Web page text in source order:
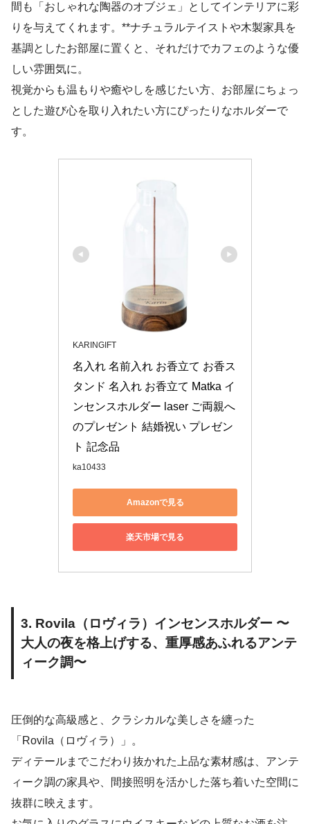
間も「おしゃれな陶器のオブジェ」としてインテリアに彩
りを与えてくれます。**ナチュラルテイストや木製家具を
基調としたお部屋に置くと、それだけでカフェのような優
しい雰囲気に。
視覚からも温もりや癒やしを感じたい方、お部屋にちょっ
とした遊び心を取り入れたい方にぴったりなホルダーで
す。
KARINGIFT
名入れ 名前入れ お香立て お香ス
タンド 名入れ お香立て Matka イ
ンセンスホルダー laser ご両親へ
のプレゼント 結婚祝い プレゼン
ト 記念品
ka10433
Amazonで見る
楽天市場で見る
3. Rovila（ロヴィラ）インセンスホルダー 〜
大人の夜を格上げする、重厚感あふれるアンテ
ィーク調〜
圧倒的な高級感と、クラシカルな美しさを纏った
「Rovila（ロヴィラ）」。
ディテールまでこだわり抜かれた上品な素材感は、アンテ
ィーク調の家具や、間接照明を活かした落ち着いた空間に
抜群に映えます。